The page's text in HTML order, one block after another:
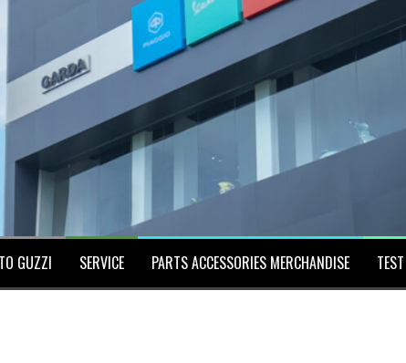
GUZZI SERVICE PARTS ACCESSORIES MERCHANDISE